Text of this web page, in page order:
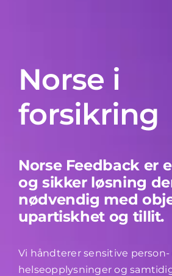
Norse i
forsikring
Norse Feedback er
og sikker løsning
nødvendig med
upartiskhet og tillit.
Vi håndterer sensitive person-
helseopplysninger og